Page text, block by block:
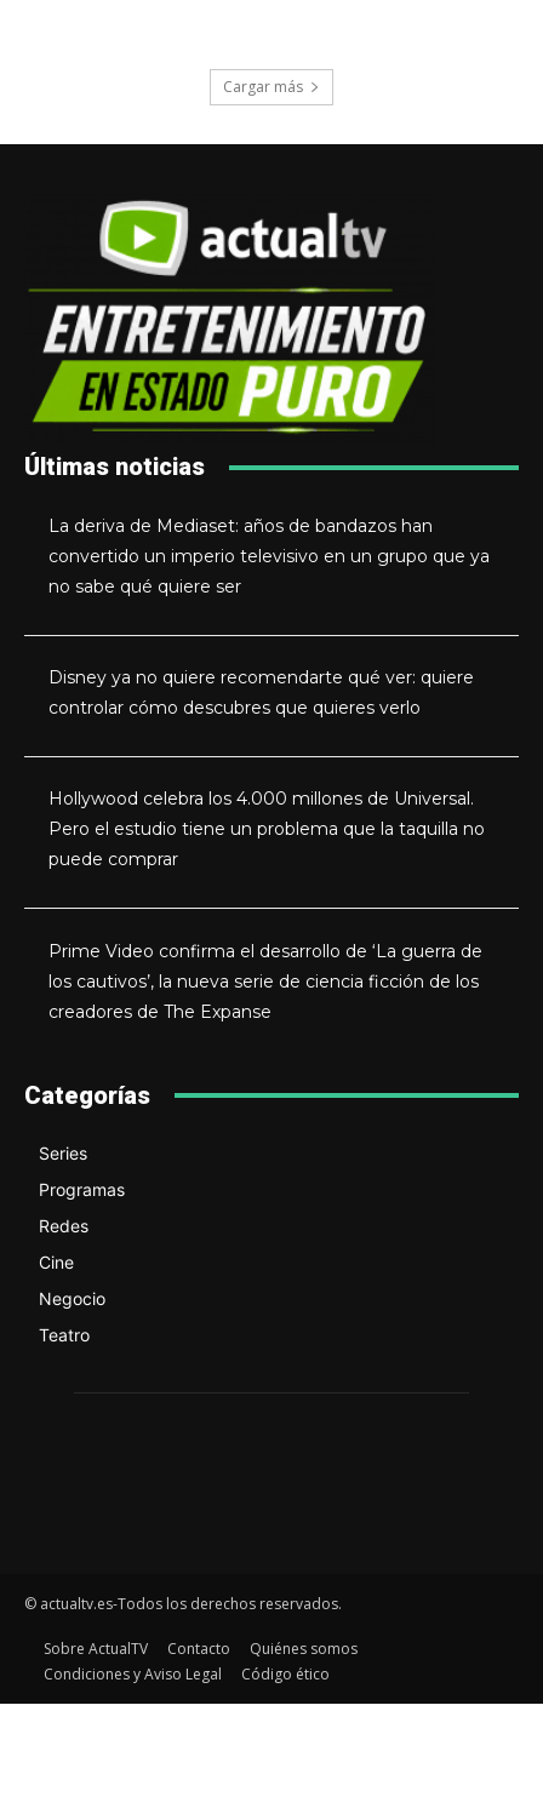
Cargar más
Últimas noticias
La deriva de Mediaset: años de bandazos han
convertido un imperio televisivo en un grupo que ya
no sabe qué quiere ser
Disney ya no quiere recomendarte qué ver: quiere
controlar cómo descubres que quieres verlo
Hollywood celebra los 4.000 millones de Universal.
Pero el estudio tiene un problema que la taquilla no
puede comprar
Prime Video confirma el desarrollo de ‘La guerra de
los cautivos’, la nueva serie de ciencia ficción de los
creadores de The Expanse
Categorías
Series
Programas
Redes
Cine
Negocio
Teatro
© actualtv.es-Todos los derechos reservados.
Sobre ActualTV Contacto
Quiénes somos
Condiciones y Aviso Legal
Código ético